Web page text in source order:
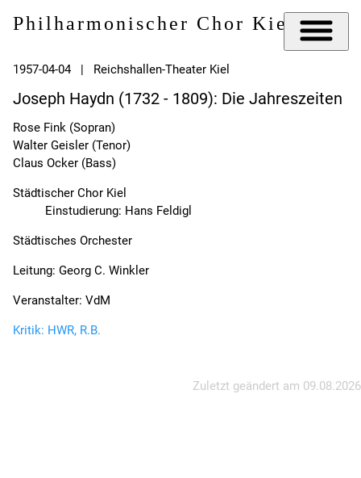
Philharmonischer Chor Kiel e.V.
1957-04-04 | Reichshallen-Theater Kiel
Joseph Haydn (1732 - 1809): Die Jahreszeiten
Rose Fink (Sopran)
Walter Geisler (Tenor)
Claus Ocker (Bass)
Städtischer Chor Kiel
Einstudierung: Hans Feldigl
Städtisches Orchester
Leitung: Georg C. Winkler
Veranstalter: VdM
Kritik: HWR, R.B.
Zuletzt geändert am 09.08.2026